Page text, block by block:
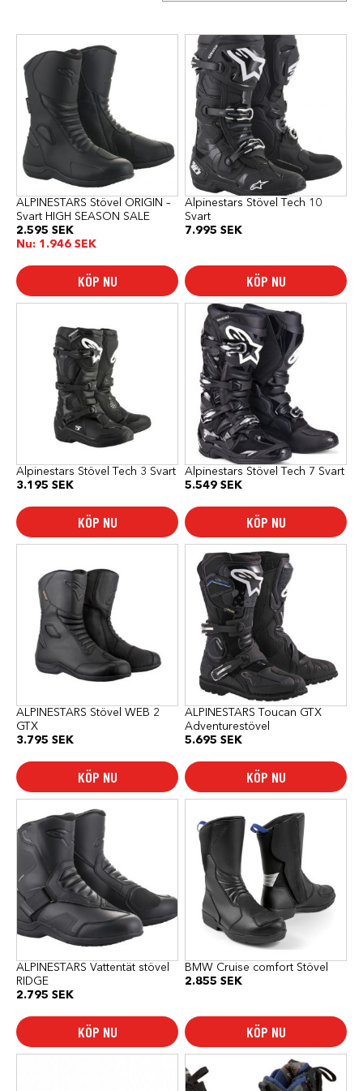
ALPINESTARS Stövel ORIGIN –
Svart HIGH SEASON SALE
2.595 SEK
Nu: 1.946 SEK
KÖP NU
produkten
har
flera
varianter.
De
olika
alternativen
kan
väljas
produktsidan
Alpinestars Stövel Tech 10
Svart
7.995 SEK
KÖP NU
Alpinestars Stövel Tech 3 Svart
3.195 SEK
KÖP NU
produkten
varianter.
alternativen
produktsidan
Alpinestars Stövel Tech 7 Svart
5.549 SEK
KÖP NU
Den
produkten
har
flera
varianter.
De
olika
alternativen
kan
väljas
på
produktsidan
ALPINESTARS Stövel WEB 2
GTX
3.795 SEK
KÖP NU
produkten
flera
varianter.
olika
alternativen
kan
produktsidan
ALPINESTARS Toucan GTX
Adventurestövel
5.695 SEK
KÖP NU
här
produkten
har
flera
varianter.
De
olika
alternativen
kan
väljas
produktsidan
ALPINESTARS Vattentät stövel
RIDGE
2.795 SEK
KÖP NU
produkten
har
flera
varianter.
De
olika
alternativen
kan
väljas
produktsidan
BMW Cruise comfort Stövel
2.855 SEK
KÖP NU
produkten
har
flera
varianter.
olika
alternativen
kan
väljas
produktsidan